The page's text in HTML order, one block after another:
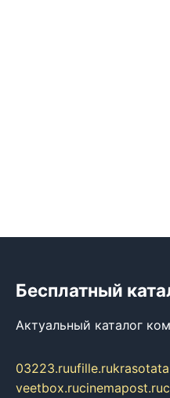
Бесплатный
Актуальный каталог
03223.ruufille.ru
veetbox.rucinemapost.ru